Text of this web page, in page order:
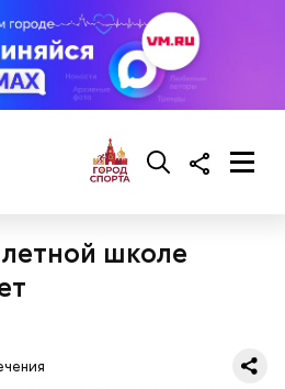
школе
тяжелых периодах
«ВМ».